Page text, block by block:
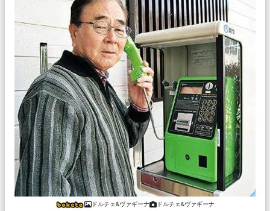
ドルチェ&ヴァギーナ ドルチェ&ヴァギーナ